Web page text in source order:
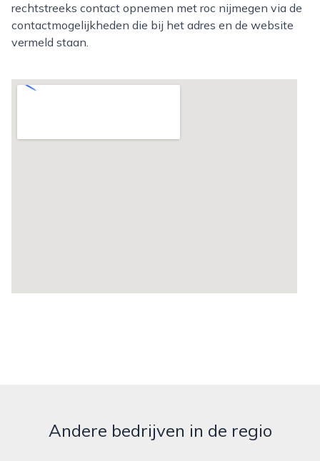
rechtstreeks contact opnemen met roc nijmegen via de
contactmogelijkheden die bij het adres en de website
vermeld staan.
Andere bedrijven in de regio